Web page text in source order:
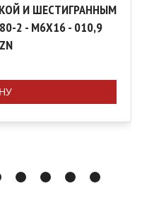
И ШЕСТИГРАННЫМ
2 - М6Х16 - 010,9